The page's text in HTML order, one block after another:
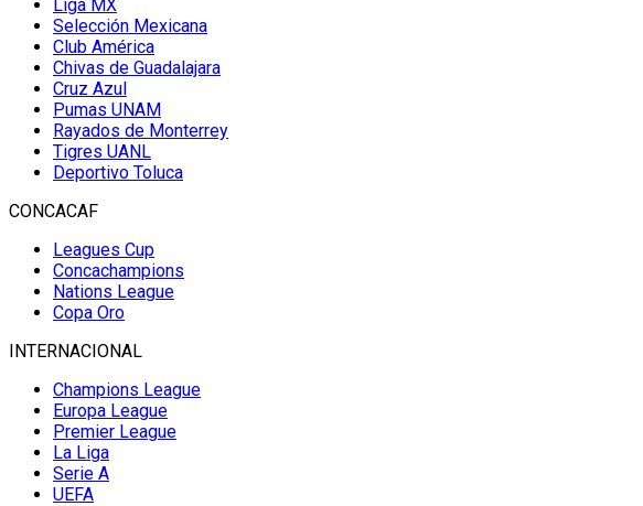
Liga MX
Selección Mexicana
Club América
Chivas de Guadalajara
Cruz Azul
Pumas UNAM
Rayados de Monterrey
Tigres UANL
Deportivo Toluca
CONCACAF
Leagues Cup
Concachampions
Nations League
Copa Oro
INTERNACIONAL
Champions League
Europa League
Premier League
La Liga
Serie A
UEFA